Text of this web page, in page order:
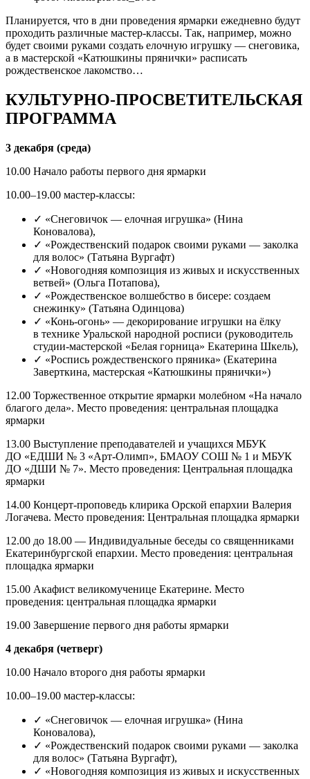
Планируется, что в дни проведения ярмарки ежедневно будут
проходить различные мастер-классы. Так, например, можно
будет своими руками создать елочную игрушку — снеговика,
а в мастерской «Катюшкины прянички» расписать
рождественское лакомство…
КУЛЬТУРНО-ПРОСВЕТИТЕЛЬСКАЯ
ПРОГРАММА
3 декабря (среда)
10.00 Начало работы первого дня ярмарки
10.00–19.00 мастер-классы:
✓ «Снеговичок — елочная игрушка» (Нина
Коновалова),
✓ «Рождественский подарок своими руками — заколка
для волос» (Татьяна Вургафт)
✓ «Новогодняя композиция из живых и искусственных
ветвей» (Ольга Потапова),
✓ «Рождественское волшебство в бисере: создаем
снежинку» (Татьяна Одинцова)
✓ «Конь-огонь» — декорирование игрушки на ёлку
в технике Уральской народной росписи (руководитель
студии-мастерской «Белая горница» Екатерина Шкель),
✓ «Роспись рождественского пряника» (Екатерина
Заверткина, мастерская «Катюшкины прянички»)
12.00 Торжественное открытие ярмарки молебном «На начало
благого дела». Место проведения: центральная площадка
ярмарки
13.00 Выступление преподавателей и учащихся МБУК
ДО «ЕДШИ № 3 «Арт-Олимп», БМАОУ СОШ № 1 и МБУК
ДО «ДШИ № 7». Место проведения: Центральная площадка
ярмарки
14.00 Концерт-проповедь клирика Орской епархии Валерия
Логачева. Место проведения: Центральная площадка ярмарки
12.00 до 18.00 — Индивидуальные беседы со священниками
Екатеринбургской епархии. Место проведения: центральная
площадка ярмарки
15.00 Акафист великомученице Екатерине. Место
проведения: центральная площадка ярмарки
19.00 Завершение первого дня работы ярмарки
4 декабря (четверг)
10.00 Начало второго дня работы ярмарки
10.00–19.00 мастер-классы:
✓ «Снеговичок — елочная игрушка» (Нина
Коновалова),
✓ «Рождественский подарок своими руками — заколка
для волос» (Татьяна Вургафт),
✓ «Новогодняя композиция из живых и искусственных